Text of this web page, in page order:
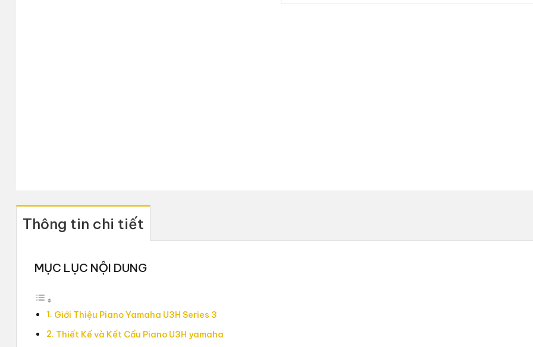
Thông tin chi tiết
MỤC LỤC NỘI DUNG
Giới Thiệu Piano Yamaha U3H Series 3
Thiết Kế và Kết Cấu Piano U3H yamaha